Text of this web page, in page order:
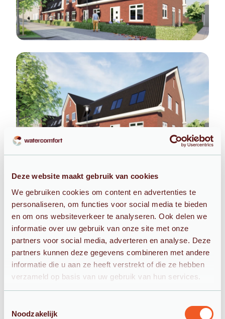
Deze website maakt gebruik van cookies
We gebruiken cookies om content en advertenties te
personaliseren, om functies voor social media te bieden
en om ons websiteverkeer te analyseren. Ook delen we
informatie over uw gebruik van onze site met onze
partners voor social media, adverteren en analyse. Deze
partners kunnen deze gegevens combineren met andere
informatie die u aan ze heeft verstrekt of die ze hebben
verzameld op basis van uw gebruik van hun services.
Noodzakelijk
Blog 4
Blog 6
Blog 7